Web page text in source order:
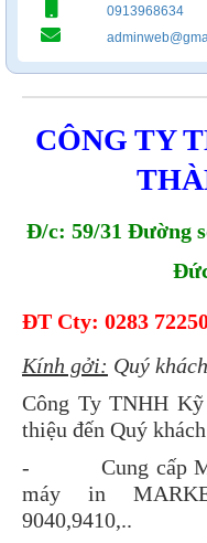
0913968634
CÔNG TY
Đ/c: 59/31 Đường
ĐT Cty: 0283
Kính gởi: Quý
Công Ty TNHH
thiệu đến Quý
- Cung cấp Mực
máy in
9040,9410,..